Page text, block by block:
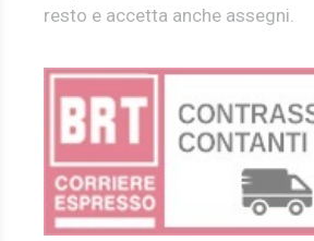
resto e accetta anche assegni.